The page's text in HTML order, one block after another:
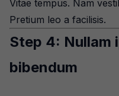
Vitae tempus. Nam
Pretium leo a facilisis.
Step 4: Nullam
bibendum